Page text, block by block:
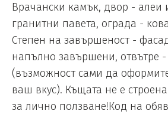
Врачански камък, двор - алеи
гранитни павета, ограда -
Степен на завършеност -
напълно завършени, отвътре -
(възможност сами да
ваш вкус). Къщата не е
за лично ползване!Код на